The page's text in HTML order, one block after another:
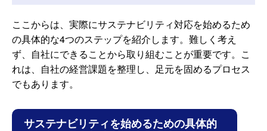
ここからは、実際にサステナビリティ対応を始めるため
の具体的な4つのステップを紹介します。難しく考え
ず、自社にできることから取り組むことが重要です。こ
れは、自社の経営課題を整理し、足元を固めるプロセス
でもあります。
サステナビリティを始めるための具体的